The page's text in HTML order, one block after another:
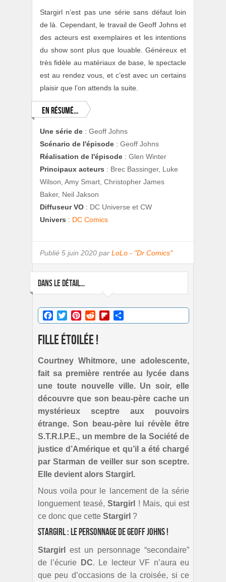
Stargirl n’est pas une série sans défaut loin
de là. Cependant, le travail de Geoff Johns et
des acteurs est exemplaires et les intentions
du show sont plus que louable. Généreux et
très fidèle au matériaux de base, le spectacle
est au rendez vous, et c’est avec un certains
plaisir que l’on attends la suite.
En résumé...
Une série de : Geoff Johns
Scénario de l'épisode : Geoff Johns
Réalisation de l'épisode : Glen Winter
Principaux acteurs : Brec Bassinger, Luke
Wilson, Amy Smart, Christopher James
Baker, Neil Jakson
Diffuseur VO : DC Universe et CW
Univers : DC Comics
Publié 5 juin 2020 par LoLo - "Dr Comics"
DANS LE DÉTAIL...
Facebook
TwitterPinterestRedditFlipboard
Fille étoilée !
Courtney Whitmore, une adolescente,
fait sa première rentrée au lycée dans
une toute nouvelle ville. Un soir, elle
découvre que son beau-père cache un
mystérieux sceptre aux pouvoirs
étrange. Son beau-père lui révèle être
S.T.R.I.P.E., un membre de la Société de
justice d’Amérique et qu’il a été chargé
par Starman de veiller sur son sceptre.
Elle devient alors Stargirl.
Nous voila pour le lancement de la série
longuement teasé, Stargirl
! Mais, qui est
ce donc que cette Stargirl ?
Stargirl : le personnage de Geoff Johns !
Stargirl
est un personnage “secondaire”
de l’écurie
DC. Le lecteur VF n’aura eu
que peu d’occasions de la croisée, si ce